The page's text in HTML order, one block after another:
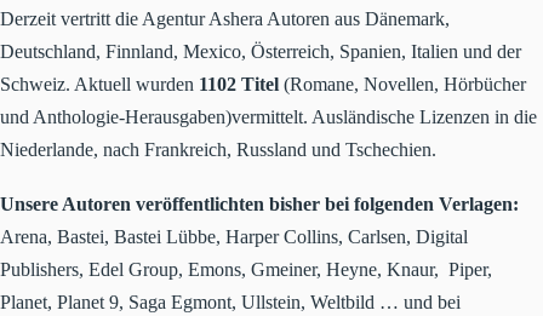
Derzeit vertritt die Agentur Ashera Autoren aus Dänemark,
Deutschland, Finnland, Mexico, Österreich, Spanien, Italien und der
Schweiz. Aktuell wurden 1102 Titel (Romane, Novellen, Hörbücher
und Anthologie-Herausgaben)vermittelt. Ausländische Lizenzen in die
Niederlande, nach Frankreich, Russland und Tschechien.
Unsere Autoren veröffentlichten bisher bei folgenden Verlagen:
Arena, Bastei, Bastei Lübbe, Harper Collins, Carlsen, Digital
Publishers, Edel Group, Emons, Gmeiner, Heyne, Knaur, Piper,
Planet, Planet 9, Saga Egmont, Ullstein, Weltbild … und bei